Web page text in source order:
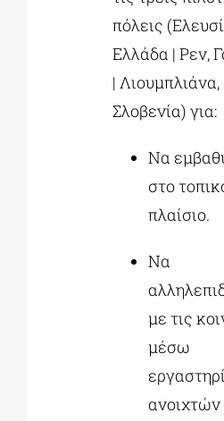
πόλεις
Ελλάδα | Ρεν,
| Λιουμπλιάνα,
Σλοβενία) για:
Να
στο
πλαίσιο.
Να
με τις
μέσω